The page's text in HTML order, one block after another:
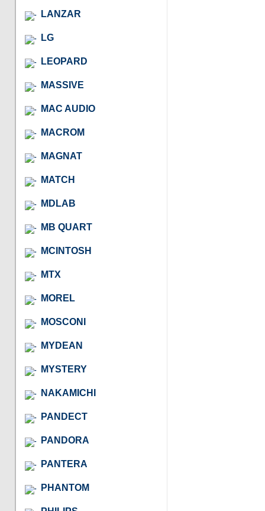
LANZAR
LG
LEOPARD
MASSIVE
MAC AUDIO
MACROM
MAGNAT
MATCH
MDLAB
MB QUART
MCINTOSH
MTX
MOREL
MOSCONI
MYDEAN
MYSTERY
NAKAMICHI
PANDECT
PANDORA
PANTERA
PHANTOM